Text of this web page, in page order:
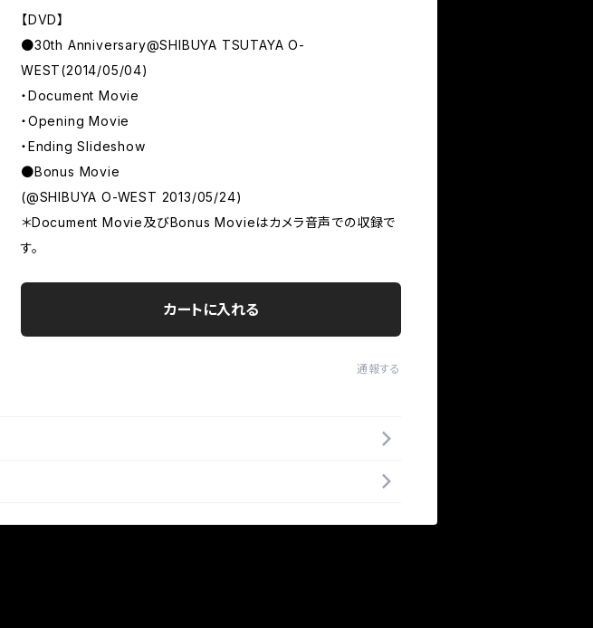
【DVD】
●30th Anniversary@SHIBUYA TSUTAYA O-
WEST(2014/05/04)
・Document Movie
・Opening Movie
・Ending Slideshow
●Bonus Movie
(@SHIBUYA O-WEST 2013/05/24)
＊Document Movie及びBonus Movieはカメラ音声での収録で
す。
カートに入れる
通報する